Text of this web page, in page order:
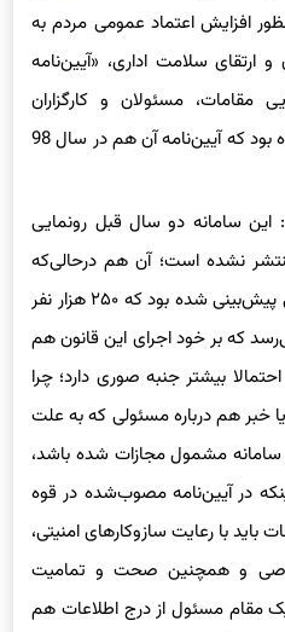
افزایش اعتماد عمومی مردم به
ارتقای سلامت اداری، «آیین­‌نامه
مقامات، مسئولان و کارگزاران
جمهوری اسلامی ایران» تهیه شده بود که آیین‌نامه آن هم در سال 98
این سامانه دو سال قبل رونمایی
نشده است؛ آن هم درحالی‌که
طبق اعلام خود مسئولان قضائی پیش‌بینی شده بود که ۲۵۰ هزار نفر
که بر خود اجرای این قانون هم
بیشتر جنبه صوری دارد؛ چرا
خبر هم درباره مسئولی که به علت
مشمول مجازات شده باشد،
در آیین‌نامه مصوب‌شده در قوه
با رعایت سازوکارهای امنیتی،
و همچنین صحت و تمامیت
مقام مسئول از درج اطلاعات هم